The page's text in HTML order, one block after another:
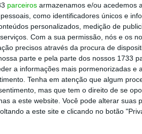
parceiros armazenamos e/ou acedemos
como identificadores únicos e
personalizados, medição de
Com a sua permissão, nós e os
precisos através da procura de
parte e pela parte dos nossos 1733
a informações mais pormenorizadas e
Tenha em atenção que algum
mas que tem o direito de se
a este website. Você pode alterar suas
a este site e clicando no botão
cidadãos. O regulador lançou
dos municípios,
a intervenção na eficiência,
transformando este combate
poupança, ganham os entes
a produtividade e ganham
prestam.